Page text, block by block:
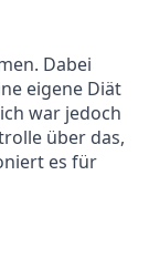
Dabei
eigene Diät
war jedoch
über das,
es für